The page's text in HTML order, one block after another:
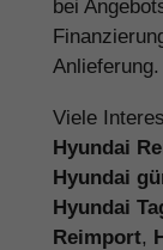
bei
Anlieferung.
Viele
Hyundai
Hyundai
Hyundai
Reimport,